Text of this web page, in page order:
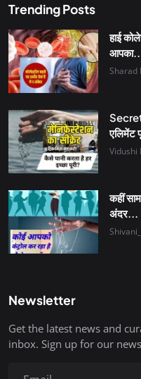
Trending Posts
हाई
Sharad
एलिमेंट
Vidushi
कहीं
अंदर...
Newsletter
Get the latest news and
inbox. Sign up for our